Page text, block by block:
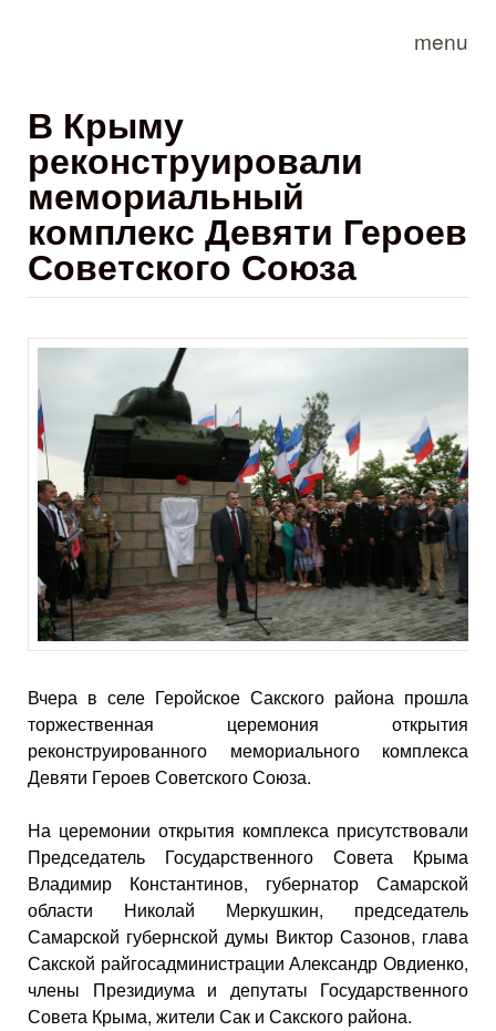
menu
В Крыму
реконструировали
мемориальный
комплекс Девяти Героев
Советского Союза
Вчера в селе Геройское Сакского района прошла
торжественная церемония открытия
реконструированного мемориального комплекса
Девяти Героев Советского Союза.
На церемонии открытия комплекса присутствовали
Председатель Государственного Совета Крыма
Владимир Константинов, губернатор Самарской
области Николай Меркушкин, председатель
Самарской губернской думы Виктор Сазонов, глава
Сакской райгосадминистрации Александр Овдиенко,
члены Президиума и депутаты Государственного
Совета Крыма, жители Сак и Сакского района.